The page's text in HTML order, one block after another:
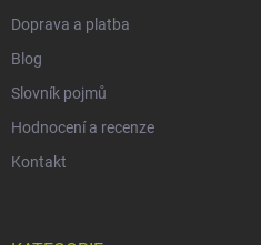
Doprava a platba
Blog
Slovník pojmů
Hodnocení a recenze
Kontakt